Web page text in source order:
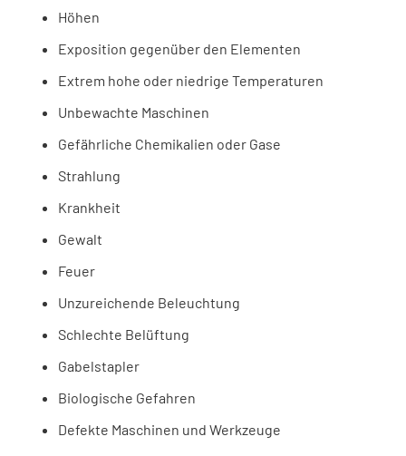
Höhen
Exposition gegenüber den Elementen
Extrem hohe oder niedrige Temperaturen
Unbewachte Maschinen
Gefährliche Chemikalien oder Gase
Strahlung
Krankheit
Gewalt
Feuer
Unzureichende Beleuchtung
Schlechte Belüftung
Gabelstapler
Biologische Gefahren
Defekte Maschinen und Werkzeuge